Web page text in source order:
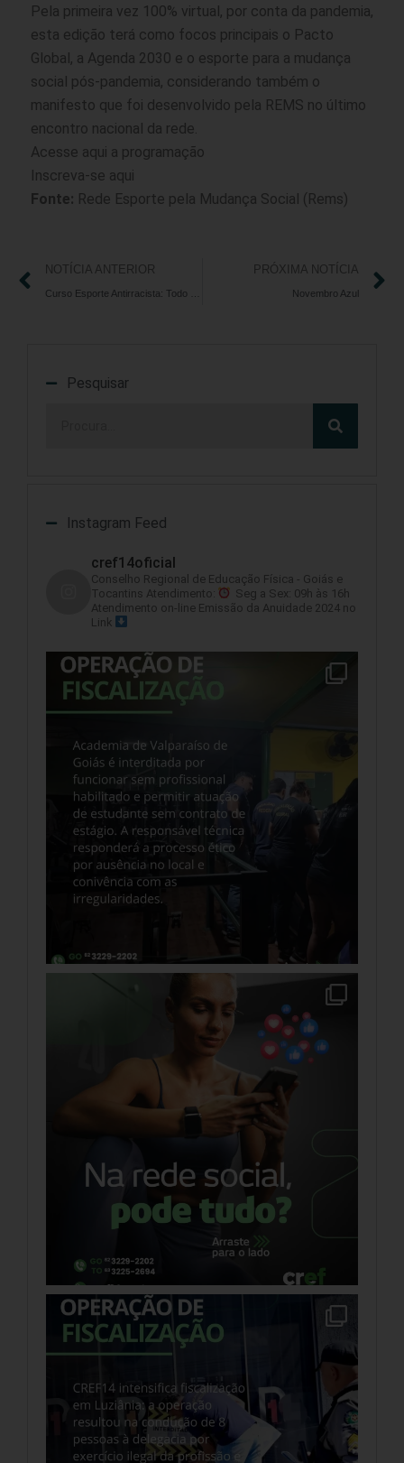
Pela primeira vez 100% virtual, por conta da pandemia,
esta edição terá como focos principais o Pacto
Global, a Agenda 2030 e o esporte para a mudança
social pós-pandemia, considerando também o
manifesto que foi desenvolvido pela REMS no último
encontro nacional da rede.
Acesse aqui a programação
Inscreva-se aqui
Fonte: Rede Esporte pela Mudança Social (Rems)
NOTÍCIA ANTERIOR PRÓXIMA NOTÍCIA
Novembro Azul
Pesquisar
Instagram Feed
cref14oficial
Conselho Regional de Educação Física - Goiás e
Tocantins Atendimento:
Seg a Sex: 09h às 16h
Atendimento on-line Emissão da Anuidade 2024 no
Link